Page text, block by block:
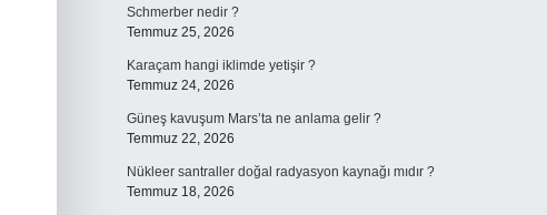
Schmerber nedir ?
Temmuz 25, 2026
Karaçam hangi iklimde yetişir ?
Temmuz 24, 2026
Güneş kavuşum Mars’ta ne anlama gelir ?
Temmuz 22, 2026
Nükleer santraller doğal radyasyon kaynağı mıdır ?
Temmuz 18, 2026